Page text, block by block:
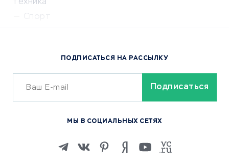
техника
Спорт
Сервисы доставки
ОБУЧЕНИЕ И РАБОТА
Изучение иностранных
ПОДПИСАТЬСЯ НА РАССЫЛКУ
МЫ В СОЦИАЛЬНЫХ СЕТЯХ